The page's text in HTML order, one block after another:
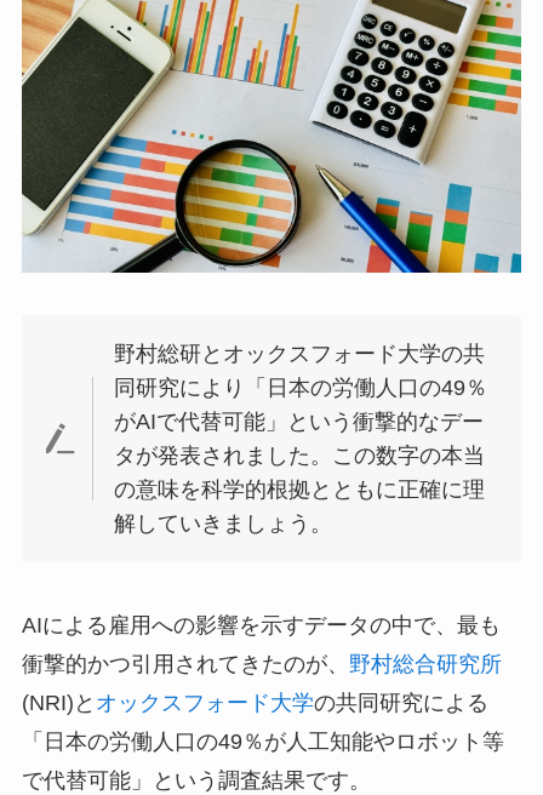
野村総研とオックスフォード大学の共
同研究により「日本の労働人口の49％
がAIで代替可能」という衝撃的なデー
タが発表されました。この数字の本当
の意味を科学的根拠とともに正確に理
解していきましょう。
AIによる雇用への影響を示すデータの中で、最も
衝撃的かつ引用されてきたのが、 野村総合研究所
(NRI)と オックスフォード大学の共同研究による
「日本の労働人口の49％が人工知能やロボット等
で代替可能」という調査結果です。